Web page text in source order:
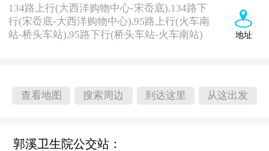
地址
134路上行(大西洋购物中心-宋岙底),134路下
行(宋岙底-大西洋购物中心),95路上行(火车南
站-桥头车站),95路下行(桥头车站-火车南站)
查看地图 搜索周边 到达这里 从这出发
郭溪卫生院公交站：